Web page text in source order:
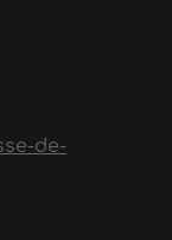
de-